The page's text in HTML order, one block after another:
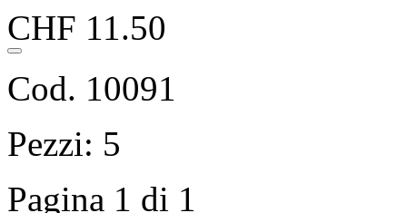
CHF 11.50
Cod. 10091
Pezzi: 5
Pagina 1 di 1